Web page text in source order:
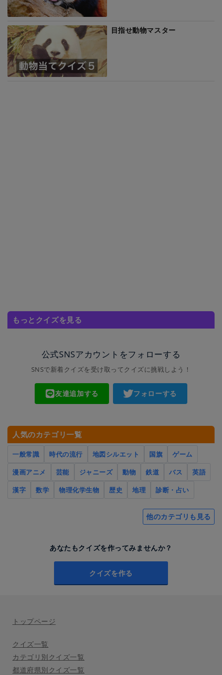
目指せ動物マスター
もっとクイズを見る
公式SNSアカウントをフォローする
SNSで新着クイズを受け取ってクイズに挑戦しよう！
友達追加する フォローする
人気のカテゴリ一覧
一般常識 時代の流行 地図シルエット 国旗
ゲーム
漫画アニメ
芸能 ジャニーズ 動物 鉄道 バス
英語
漢字
数学 物理化学生物 歴史 地理 診断・占い
他のカテゴリも見る
あなたもクイズを作ってみませんか？
クイズを作る
トップページ
クイズ一覧
カテゴリ別クイズ一覧
都道府県別クイズ一覧